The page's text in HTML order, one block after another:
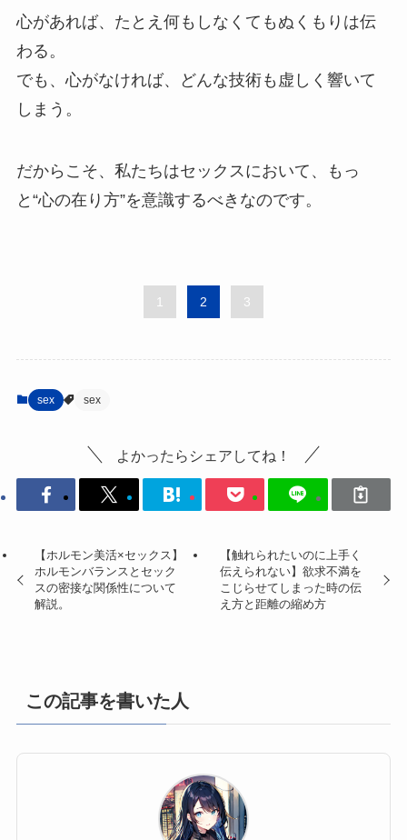
心があれば、たとえ何もしなくてもぬくもりは伝
わる。
でも、心がなければ、どんな技術も虚しく響いて
しまう。
だからこそ、私たちはセックスにおいて、もっ
と“心の在り方”を意識するべきなのです。
1 2 3
sex sex
よかったらシェアしてね！
【ホルモン美活×セックス】
ホルモンバランスとセック
スの密接な関係性について
解説。
【触れられたいのに上手く
伝えられない】欲求不満を
こじらせてしまった時の伝
え方と距離の縮め方
この記事を書いた人